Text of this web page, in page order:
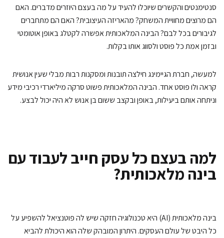
והקשרים שיוכלו להעיד על מה בעצם היוזרים מדברים. האם
מרוצים מחוויית המשחק? מהאריזה העיצובית? האם הם מתחברים
בכל לבם? הבינה המלאכותית אפשרה לקטלג באופן אוטומטי
אמת כל פוסט ולסווג אותו בקלות.
חברת הגיימינג חילצה תובנות ומסקנות רבות מבלי שעין אנושית
ולו פוסט אחד. הבינה המלאכותית פשוט סרקה מיליארדי רכיבי מידע
אותם ביעילות, באופן ובקצב ששום בן אנוש לא היה יכול לבצע.
בעצם כל עסק חייב לעבוד עם
מלאכותית?
בינה מלאכותית (AI) היא טכנולוגיה חזקה שיש לה פוטנציאל להשפיע על
היבט של עולם העסקים. היתרון המובהק שלה הוא היכולת להביא